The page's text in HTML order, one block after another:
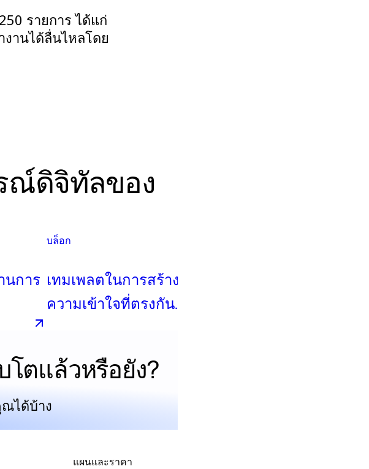
รายการ ได้แก่
งานได้ลื่นไหลโดย
ณ์ดิจิทัลของ
นการ
บล็อก
เทมเพลตในการสร้าง
ความเข้าใจที่ตรงกัน
โตแล้วหรือยัง?
ณได้บ้าง
แผนและราคา